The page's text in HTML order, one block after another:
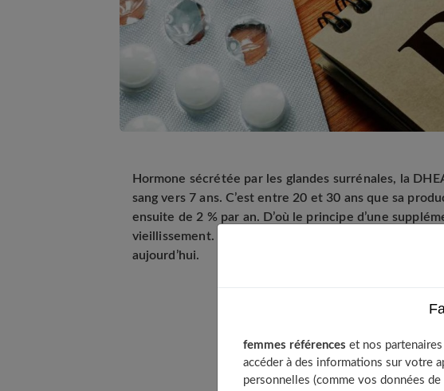
Hormone sécrétée par les glandes surrénales, la
sang vers 7 ans. C’est entre 20 et 30 ans que sa
ensuite de 2 % par an. D’où le principe d’une
vieillissement. Pilule miracle ou médicament
aujourd’hui.
La DHEA : est-elle efficace ?
Qui peut en prendre et à
femmes références et nos
accéder à des informations sur votre
personnelles (comme vos données